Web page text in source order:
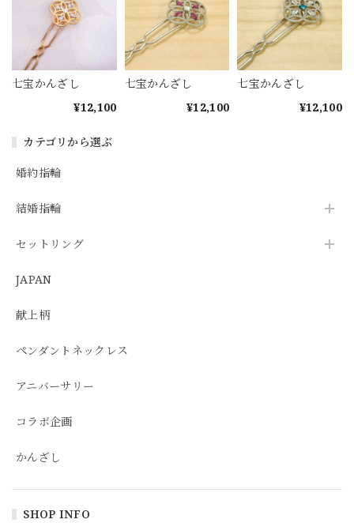
カテゴリから選ぶ
婚約指輪
結婚指輪
セットリング
JAPAN
献上柄
ペンダントネックレス
アニバーサリー
コラボ企画
かんざし
SHOP INFO
七宝かんざし
¥12,100
七宝かんざし
¥12,100
七宝かんざし
¥12,100